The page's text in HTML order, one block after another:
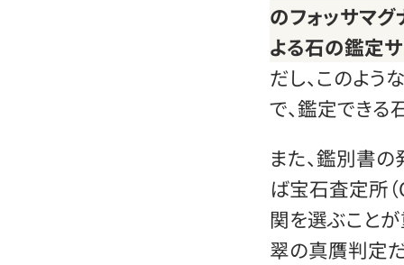
のフォッサマ
よる石の鑑定
だし、このよ
で、鑑定できる
また、鑑別書
ば宝石査定所
関を選ぶこと
翠の真贋判定